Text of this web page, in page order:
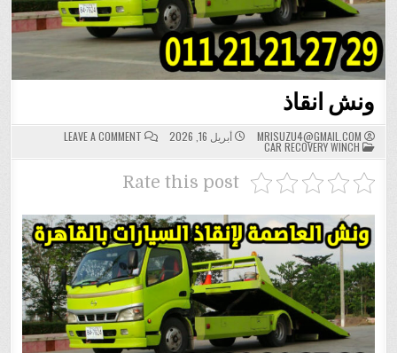
ونش انقاذ
MRISUZU4@GMAIL.COM أبريل 16, 2026 LEAVE A COMMENT
ON
ونش
انقاذ
POSTED
IN
CAR RECOVERY WINCH
Rate this post